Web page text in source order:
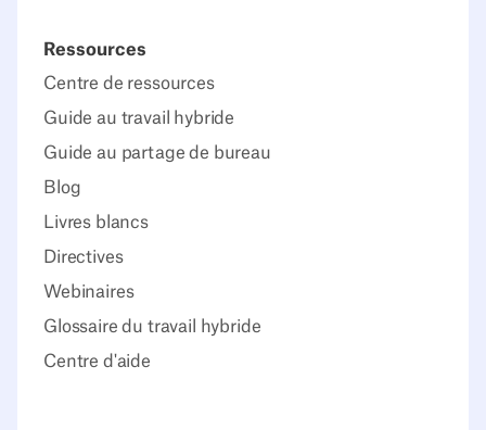
Ressources
Centre de ressources
Guide au travail hybride
Guide au partage de bureau
Blog
Livres blancs
Directives
Webinaires
Glossaire du travail hybride
Centre d'aide